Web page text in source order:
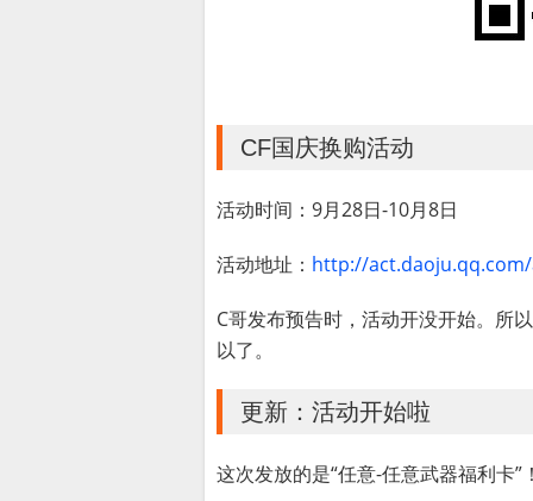
CF国庆换购活动
活动时间：9月28日-10月8日
活动地址： http://
C哥发布预告时，活动开没开始。所
以了。
更新：活动开始啦
这次发放的是“任意-任意武器福利卡”